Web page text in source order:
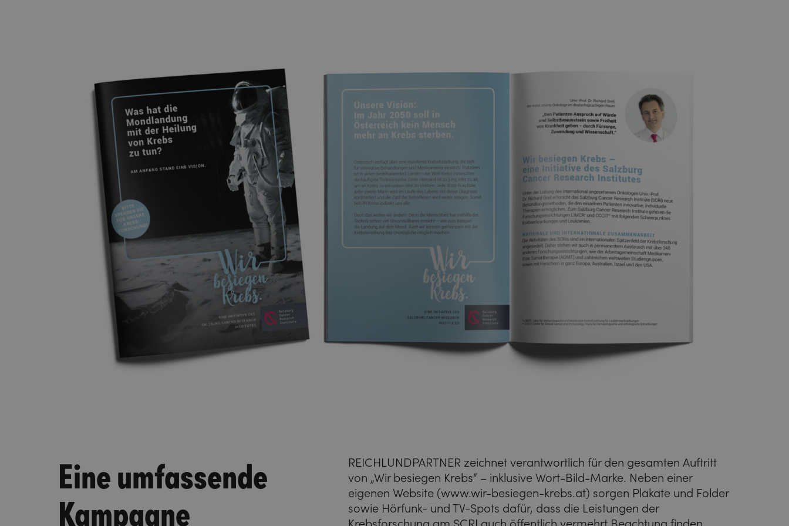
Eine umfassende
Kampagne
REICHLUNDPARTNER zeichnet verantwortlich für den gesamten Auftritt
von „Wir besiegen Krebs“ – inklusive Wort-Bild-Marke. Neben einer
eigenen Website (www.wir-besiegen-krebs.at) sorgen Plakate und Folder
sowie Hörfunk- und TV-Spots dafür, dass die Leistungen der